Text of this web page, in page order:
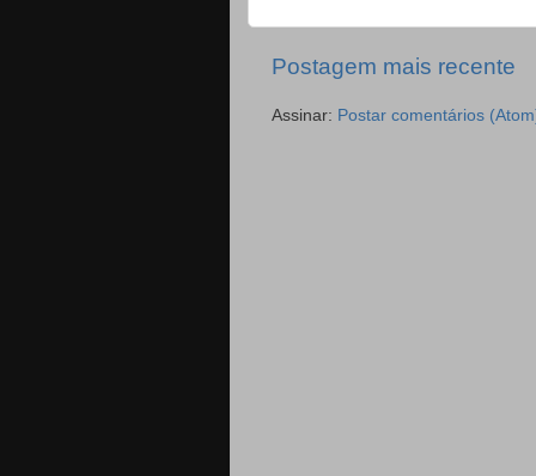
Postagem mais recente
Assinar: Postar comentários